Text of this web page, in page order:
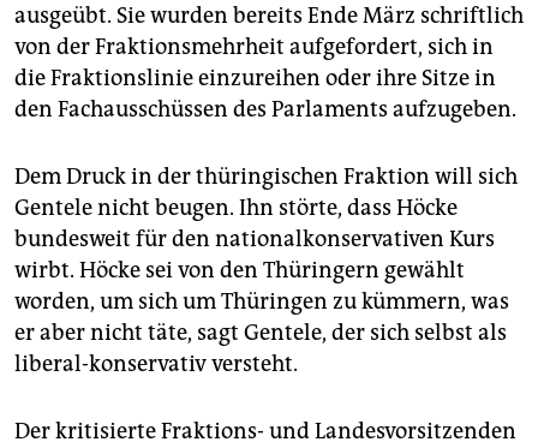
ausgeübt. Sie wurden bereits Ende März schriftlich
von der Fraktionsmehrheit aufgefordert, sich in
die Fraktionslinie einzureihen oder ihre Sitze in
den Fachausschüssen des Parlaments aufzugeben.
Dem Druck in der thüringischen Fraktion will sich
Gentele nicht beugen. Ihn störte, dass Höcke
bundesweit für den nationalkonservativen Kurs
wirbt. Höcke sei von den Thüringern gewählt
worden, um sich um Thüringen zu kümmern, was
er aber nicht täte, sagt Gentele, der sich selbst als
liberal-konservativ versteht.
Der kritisierte Fraktions- und Landesvorsitzenden